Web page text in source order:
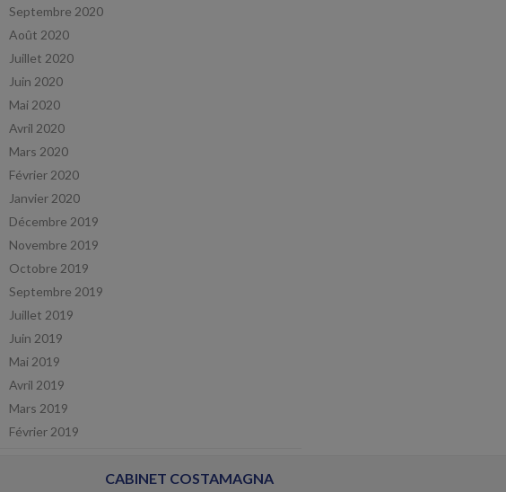
Septembre 2020
Août 2020
Juillet 2020
Juin 2020
Mai 2020
Avril 2020
Mars 2020
Février 2020
Janvier 2020
Décembre 2019
Novembre 2019
Octobre 2019
Septembre 2019
Juillet 2019
Juin 2019
Mai 2019
Avril 2019
Mars 2019
Février 2019
CABINET COSTAMAGNA